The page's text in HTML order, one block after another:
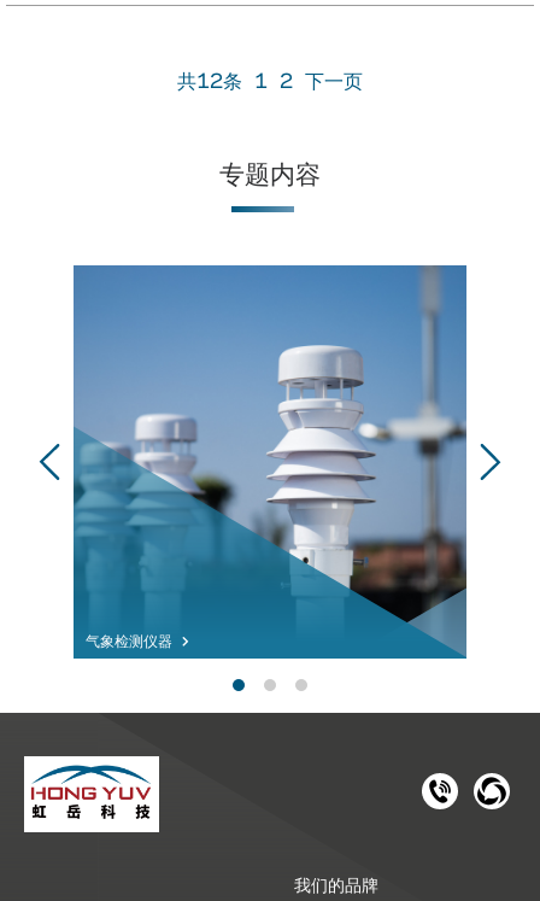
共12条 1 2 下一页
专题内容
气象检测仪器
181 1126
028-
我们的品牌